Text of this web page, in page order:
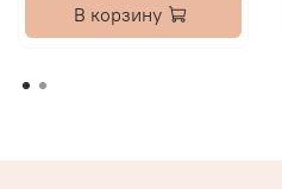
В корзину